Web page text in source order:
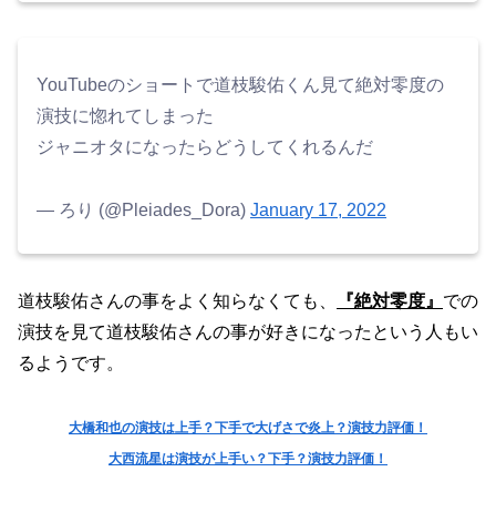
YouTubeのショートで道枝駿佑くん見て絶対零度の
演技に惚れてしまった
ジャニオタになったらどうしてくれるんだ
— ろり (@Pleiades_Dora) January 17, 2022
道枝駿佑さんの事をよく知らなくても、 『絶対零度』 での
演技を見て道枝駿佑さんの事が好きになったという人もい
るようです。
大橋和也の演技は上手？下手で大げさで炎上？演技力評価！
大西流星は演技が上手い？下手？演技力評価！